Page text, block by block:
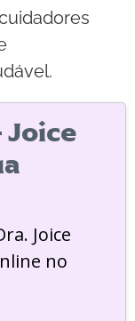
Joice
Joice
no